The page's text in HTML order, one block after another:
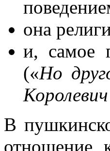
она
и, самое
(«Но
В
отношение